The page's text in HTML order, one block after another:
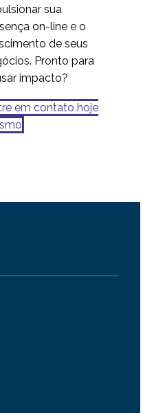
sua
on-line e o
de seus
Pronto para
impacto?
em contato hoje